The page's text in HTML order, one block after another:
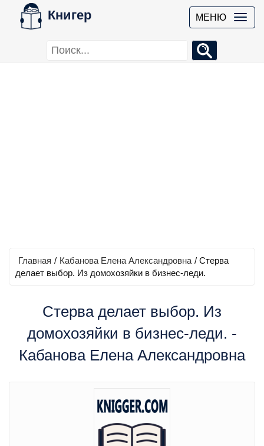
Книгер МЕНЮ
Главная / Кабанова Елена Александровна / Стерва
делает выбор. Из домохозяйки в бизнес-леди.
Стерва делает выбор. Из
домохозяйки в бизнес-леди. -
Кабанова Елена Александровна